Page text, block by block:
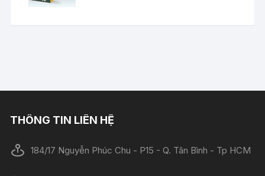
THÔNG TIN LIÊN HỆ
184/17 Nguyễn Phúc Chu - P15 - Q. Tân Bình - Tp HCM